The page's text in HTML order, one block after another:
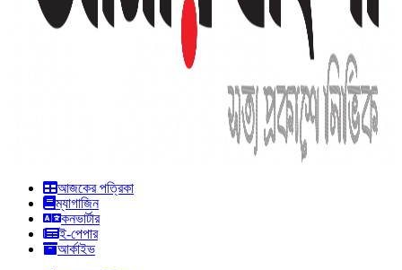
আজকের পত্রিকা
ম্যাগাজিন
কনভার্টার
ই-পেপার
আর্কাইভ